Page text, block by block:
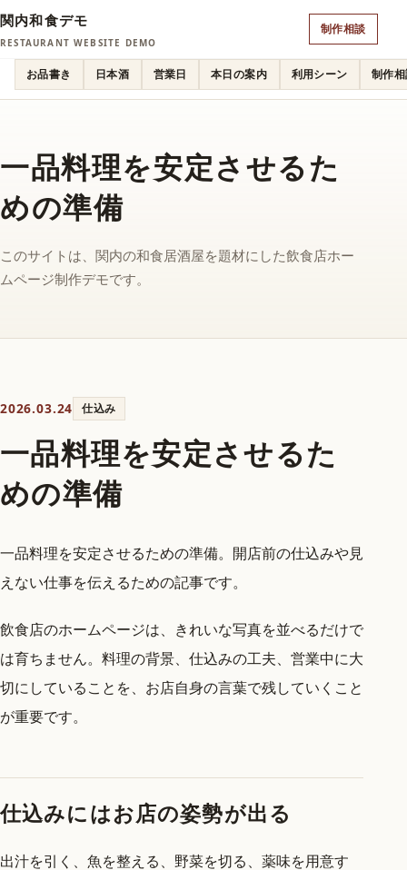
関内和食デモ
RESTAURANT WEBSITE DEMO
制作相談
お品書き 日本酒 営業日 本日の案内 利用シーン 制作
一品料理を安定させるた
めの準備
このサイトは、関内の和食居酒屋を題材にした飲食店ホー
ムページ制作デモです。
2026.03.24 仕込み
一品料理を安定させるた
めの準備
一品料理を安定させるための準備。開店前の仕込みや見
えない仕事を伝えるための記事です。
飲食店のホームページは、きれいな写真を並べるだけで
は育ちません。料理の背景、仕込みの工夫、営業中に大
切にしていることを、お店自身の言葉で残していくこと
が重要です。
仕込みにはお店の姿勢が出る
出汁を引く、魚を整える、野菜を切る、薬味を用意す